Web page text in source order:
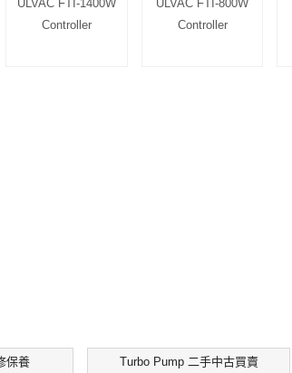
ULVAC FTI-1400W
Controller
ULVAC FTI-800W
Controller
保養 Turbo Pump 二手中古買賣